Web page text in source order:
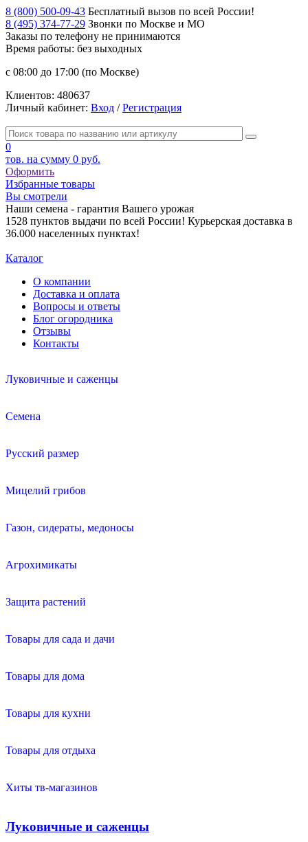
8 (800) 500-09-43 Бесплатный вызов по всей России!
8 (495) 374-77-29 Звонки по Москве и МО
Заказы по телефону не принимаются
Время работы: без выходных
с 08:00 до 17:00 (по Москве)
Клиентов: 480637
Личный кабинет: Вход /Регистрация
0
тов. на сумму 0 руб.
Оформить
Избранные товары
Вы смотрели
Наши семена - гарантия Вашего урожая
1528 пунктов выдачи по всей России! Курьерская доставка в
36.000 населенных пунктах!
Каталог
О компании
Доставка и оплата
Вопросы и ответы
Блог огородника
Отзывы
Контакты
Луковичные и саженцы
Семена
Русский размер
Мицелий грибов
Газон, сидераты, медоносы
Агрохимикаты
Защита растений
Товары для сада и дачи
Товары для дома
Товары для кухни
Товары для отдыха
Хиты тв-магазинов
Луковичные и саженцы